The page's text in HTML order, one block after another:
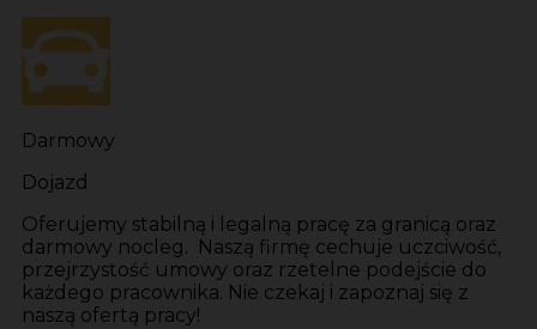
Darmowy
Dojazd
Oferujemy stabilną i legalną pracę za granicą oraz
darmowy nocleg. Naszą firmę cechuje uczciwość,
przejrzystość umowy oraz rzetelne podejście do
każdego pracownika. Nie czekaj i zapoznaj się z
naszą ofertą pracy!